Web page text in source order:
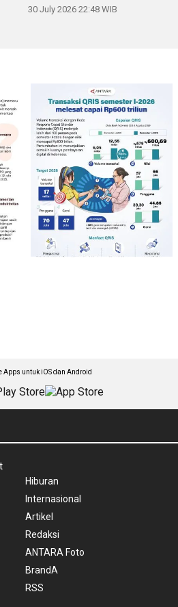
30 July 2026 22:48 WIB
Apps untuk iOS dan Android
Hiburan
Internasional
Artikel
Redaksi
ANTARA Foto
BrandA
RSS